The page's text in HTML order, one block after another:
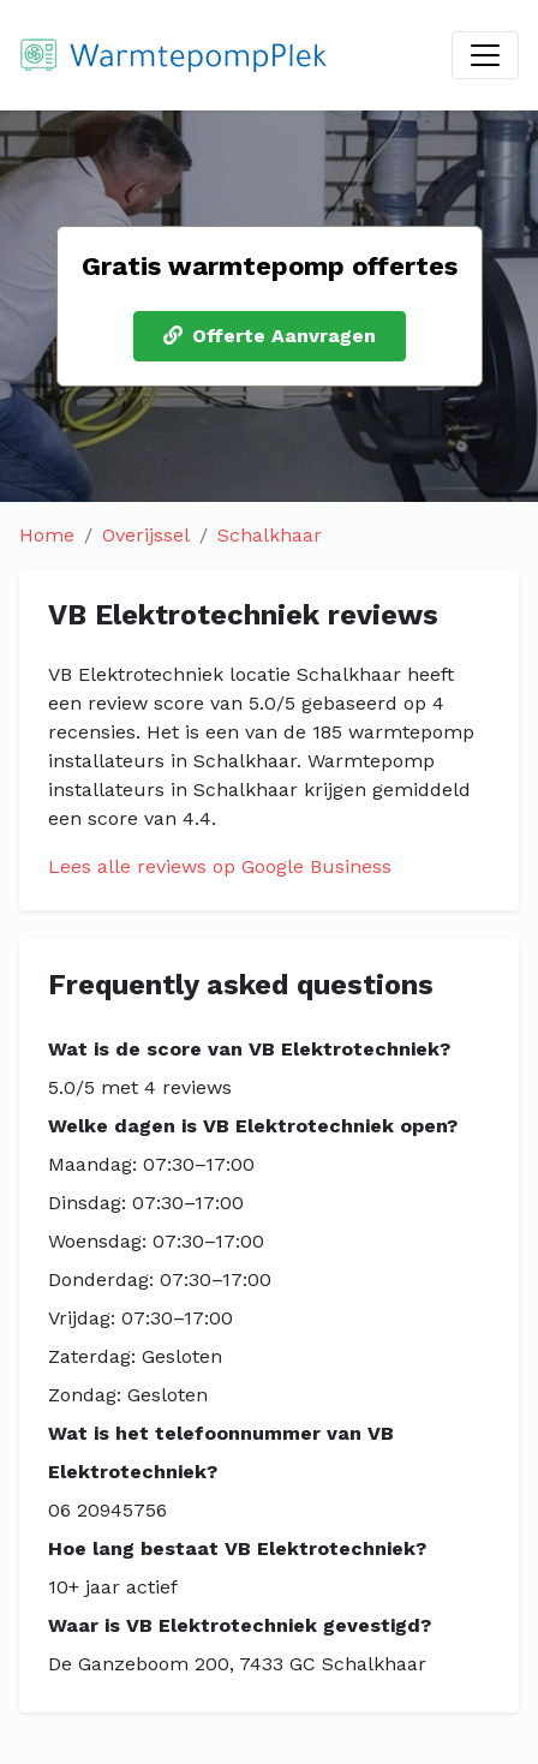
Gratis warmtepomp offertes
Offerte Aanvragen
Home Overijssel Schalkhaar
VB Elektrotechniek reviews
VB Elektrotechniek locatie Schalkhaar heeft
een review score van 5.0/5 gebaseerd op 4
recensies. Het is een van de 185 warmtepomp
installateurs in Schalkhaar. Warmtepomp
installateurs in Schalkhaar krijgen gemiddeld
een score van 4.4.
Lees alle reviews op Google Business
Frequently asked questions
Wat is de score van VB Elektrotechniek?
5.0/5 met 4 reviews
Welke dagen is VB Elektrotechniek open?
Maandag: 07:30–17:00
Dinsdag: 07:30–17:00
Woensdag: 07:30–17:00
Donderdag: 07:30–17:00
Vrijdag: 07:30–17:00
Zaterdag: Gesloten
Zondag: Gesloten
Wat is het telefoonnummer van VB
Elektrotechniek?
06 20945756
Hoe lang bestaat VB Elektrotechniek?
10+ jaar actief
Waar is VB Elektrotechniek gevestigd?
De Ganzeboom 200, 7433 GC Schalkhaar